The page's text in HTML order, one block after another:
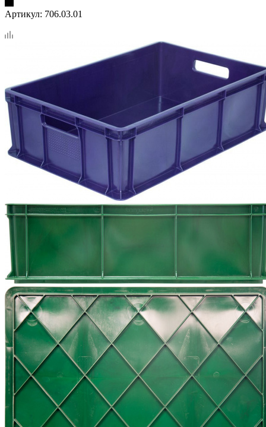
Артикул: 706.03.01